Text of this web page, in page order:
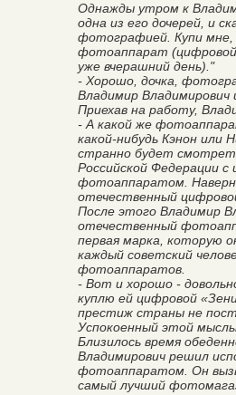
Однажды утром к
одна из его дочерей, и
фотографией. Купи
фотоаппарат
уже вчерашний день)."
- Хорошо, дочка,
Владимир Владимирович
Приехав на работу,
- А какой же
какой-нибудь Кэнон
странно будет
Российской Федерации
фотоаппаратом.
отечественный
После этого Владимир
отечественный
первая марка, которую
каждый советский
фотоаппаратов.
- Вот и хорошо -
куплю ей цифровой
престиж страны не
Успокоенный этой
Близилось время
Владимирович решил
фотоаппаратом. Он
самый лучший